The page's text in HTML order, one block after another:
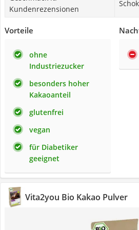
Kundenrezensionen
Vorteile
ohne
Industriezucker
besonders hoher
Kakaoanteil
glutenfrei
vegan
für Diabetiker
geeignet
Vita2you Bio Kakao Pulver